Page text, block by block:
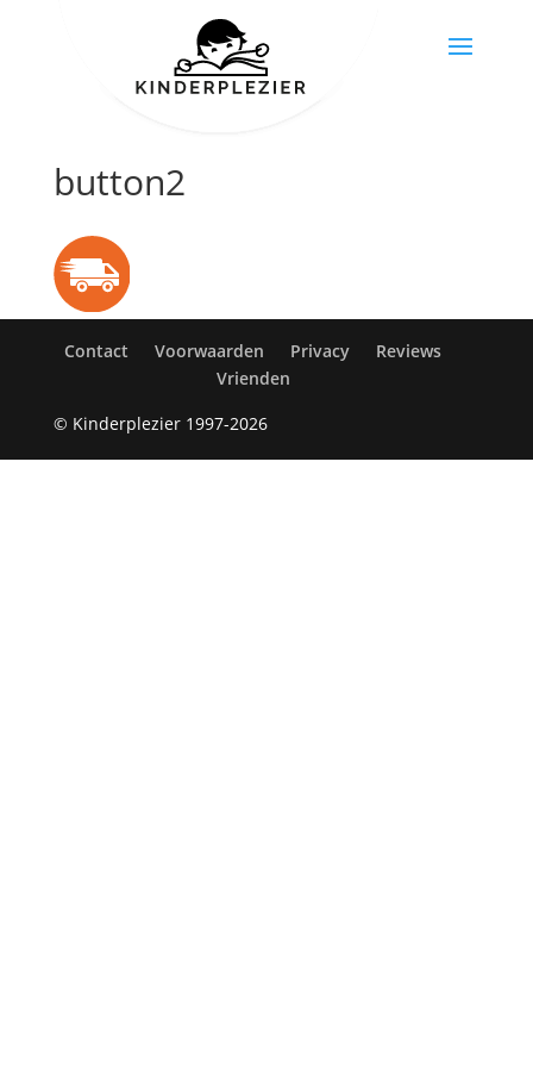
button2
Contact Voorwaarden Privacy
Reviews
Vrienden
© Kinderplezier 1997-2026